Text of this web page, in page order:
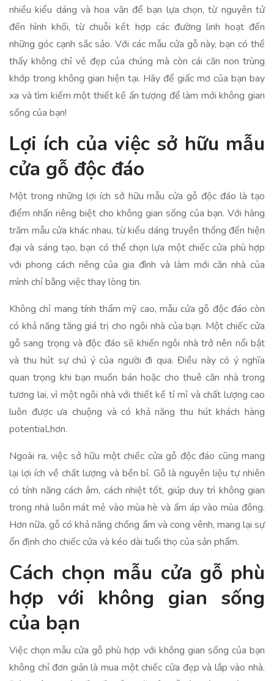
nhiều kiểu dáng và hoa văn để bạn lựa chọn, từ nguyên tử
đến hình khối, từ chuỗi kết hợp các đường linh hoạt đến
những góc cạnh sắc sảo. Với các mẫu cửa gỗ này, bạn có thể
thấy không chỉ vẻ đẹp của chúng mà còn cái căn non trùng
khớp trong không gian hiện tại. Hãy để giấc mơ của bạn bay
xa và tìm kiếm một thiết kế ấn tượng để làm mới không gian
sống của bạn!
Lợi ích của việc sở hữu mẫu
cửa gỗ độc đáo
Một trong những lợi ích sở hữu mẫu cửa gỗ độc đáo là tạo
điểm nhấn riêng biệt cho không gian sống của bạn. Với hàng
trăm mẫu cửa khác nhau, từ kiểu dáng truyền thống đến hiện
đại và sáng tạo, bạn có thể chọn lựa một chiếc cửa phù hợp
với phong cách riêng của gia đình và làm mới căn nhà của
mình chỉ bằng việc thay lòng tin.
Không chỉ mang tính thẩm mỹ cao, mẫu cửa gỗ độc đáo còn
có khả năng tăng giá trị cho ngôi nhà của bạn. Một chiếc cửa
gỗ sang trọng và độc đáo sẽ khiến ngôi nhà trở nên nổi bật
và thu hút sự chú ý của người đi qua. Điều này có ý nghĩa
quan trọng khi bạn muốn bán hoặc cho thuê căn nhà trong
tương lai, vì một ngôi nhà với thiết kế tỉ mỉ và chất lượng cao
luôn được ưa chuộng và có khả năng thu hút khách hàng
potentiaLhơn.
Ngoài ra, việc sở hữu một chiếc cửa gỗ độc đáo cũng mang
lại lợi ích về chất lượng và bền bỉ. Gỗ là nguyên liệu tự nhiên
có tính năng cách âm, cách nhiệt tốt, giúp duy trì không gian
trong nhà luôn mát mẻ vào mùa hè và ấm áp vào mùa đông.
Hơn nữa, gỗ có khả năng chống ẩm và cong vênh, mang lại sự
ổn định cho chiếc cửa và kéo dài tuổi thọ của sản phẩm.
Cách chọn mẫu cửa gỗ phù
hợp với không gian sống
của bạn
Việc chọn mẫu cửa gỗ phù hợp với không gian sống của bạn
không chỉ đơn giản là mua một chiếc cửa đẹp và lắp vào nhà.